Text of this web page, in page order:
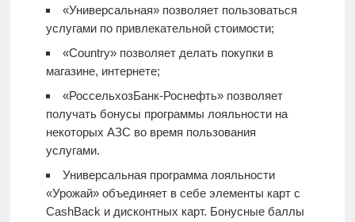
«Универсальная» позволяет пользоваться
услугами по привлекательной стоимости;
«Country» позволяет делать покупки в
магазине, интернете;
«РоссельхозБанк-Роснефть» позволяет
получать бонусы программы лояльности на
некоторых АЗС во время пользования
услугами.
Универсальная программа лояльности
«Урожай» объединяет в себе элементы карт с
CashBack и дисконтных карт. Бонусные баллы